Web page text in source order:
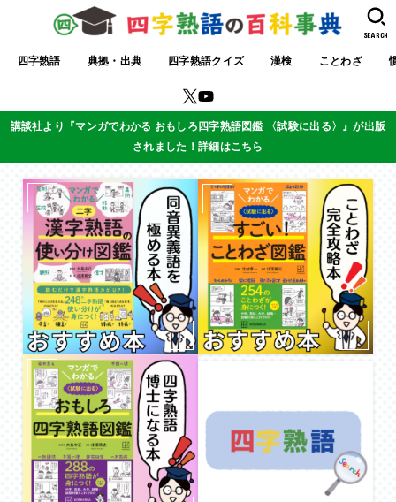
四字熟語 典拠・出典 四字熟語クイズ 漢検 ことわざ
SEARCH
講談社より『マンガでわかる おもしろ四字熟語図鑑 〈試験に出る〉』が出版
されました！詳細はこちら